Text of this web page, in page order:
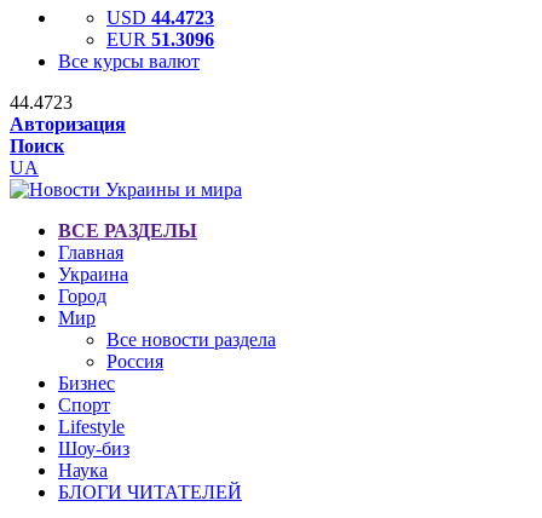
USD 44.4723
EUR 51.3096
Все курсы валют
44.4723
Авторизация
Поиск
UA
ВСЕ РАЗДЕЛЫ
Главная
Украина
Город
Мир
Все новости раздела
Россия
Бизнес
Спорт
Lifestyle
Шоу-биз
Наука
БЛОГИ ЧИТАТЕЛЕЙ